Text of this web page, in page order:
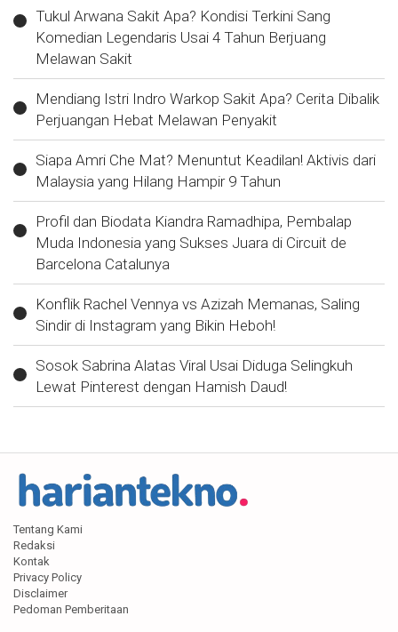
Tukul Arwana Sakit Apa? Kondisi Terkini Sang
Komedian Legendaris Usai 4 Tahun Berjuang
Melawan Sakit
Mendiang Istri Indro Warkop Sakit Apa? Cerita Dibalik
Perjuangan Hebat Melawan Penyakit
Siapa Amri Che Mat? Menuntut Keadilan! Aktivis dari
Malaysia yang Hilang Hampir 9 Tahun
Profil dan Biodata Kiandra Ramadhipa, Pembalap
Muda Indonesia yang Sukses Juara di Circuit de
Barcelona Catalunya
Konflik Rachel Vennya vs Azizah Memanas, Saling
Sindir di Instagram yang Bikin Heboh!
Sosok Sabrina Alatas Viral Usai Diduga Selingkuh
Lewat Pinterest dengan Hamish Daud!
Tentang Kami
Redaksi
Kontak
Privacy Policy
Disclaimer
Pedoman Pemberitaan